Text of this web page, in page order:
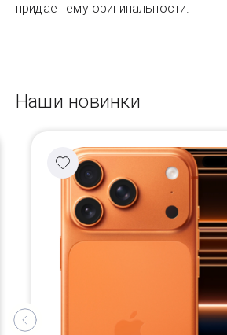
придает ему оригинальности.
Наши новинки